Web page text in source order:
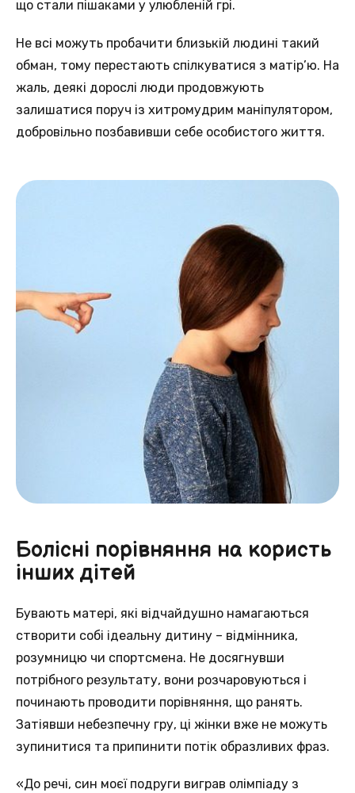
що стали пішаками у улюбленій грі.
Не всі можуть пробачити близькій людині такий
обман, тому перестають спілкуватися з матір’ю. На
жаль, деякі дорослі люди продовжують
залишатися поруч із хитромудрим маніпулятором,
добровільно позбавивши себе особистого життя.
Болісні порівняння на користь
інших дітей
Бувають матері, які відчайдушно намагаються
створити собі ідеальну дитину – відмінника,
розумницю чи спортсмена. Не досягнувши
потрібного результату, вони розчаровуються і
починають проводити порівняння, що ранять.
Затіявши небезпечну гру, ці жінки вже не можуть
зупинитися та припинити потік образливих фраз.
«До речі, син моєї подруги виграв олімпіаду з